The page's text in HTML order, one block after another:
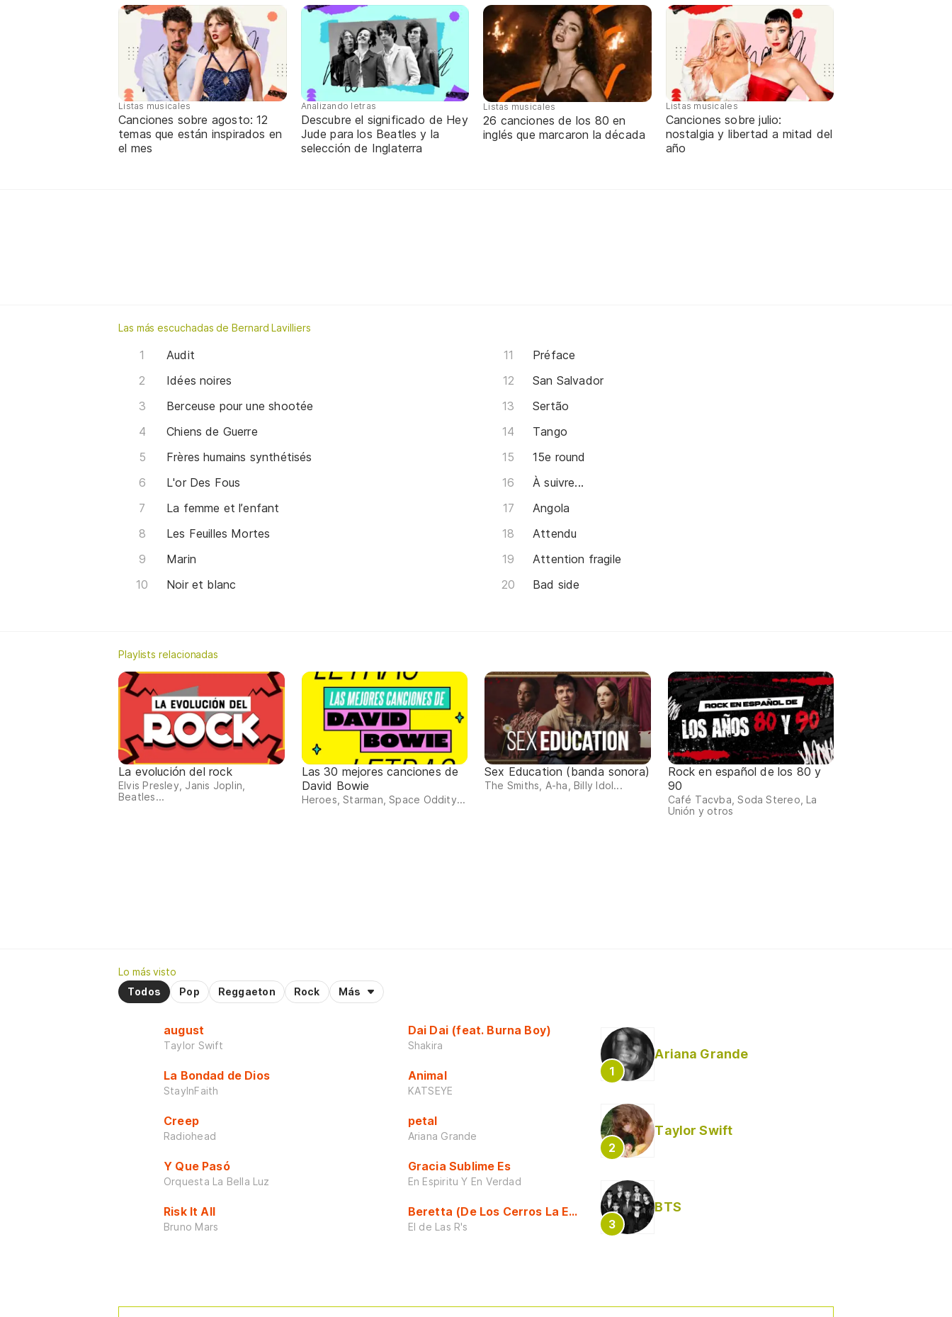
Listas musicales
Canciones sobre agosto: 12
temas que están inspirados en
el mes
Analizando letras
Descubre el significado de Hey
Jude para los Beatles y la
selección de Inglaterra
Listas musicales
26 canciones de los 80 en
inglés que marcaron la década
Listas musicales
Canciones sobre julio:
nostalgia y libertad a mitad del
año
Las más escuchadas de Bernard Lavilliers
Audit
Idées noires
Berceuse pour une shootée
Chiens de Guerre
Frères humains synthétisés
L'or Des Fous
La femme et l’enfant
Les Feuilles Mortes
Marin
Noir et blanc
Préface
San Salvador
Sertão
Tango
15e round
À suivre...
Angola
Attendu
Attention fragile
Bad side
Playlists relacionadas
La evolución del rock
Elvis Presley, Janis Joplin,
Beatles...
Las 30 mejores canciones de
David Bowie
Heroes, Starman, Space Oddity...
Sex Education (banda sonora)
The Smiths, A-ha, Billy Idol...
Rock en español de los 80 y
90
Café Tacvba, Soda Stereo, La
Unión y otros
Lo más visto
Todos
Pop Reggaeton Rock Más
august
Taylor Swift
La Bondad de Dios
StayInFaith
Creep
Radiohead
Y Que Pasó
Orquesta La Bella Luz
Risk It All
Bruno Mars
Dai Dai (feat. Burna Boy)
Shakira
Animal
KATSEYE
petal
Ariana Grande
Gracia Sublime Es
En Espiritu Y En Verdad
Beretta (De Los Cerros La Escuela)
El de Las R's
Ariana Grande
Taylor Swift
BTS